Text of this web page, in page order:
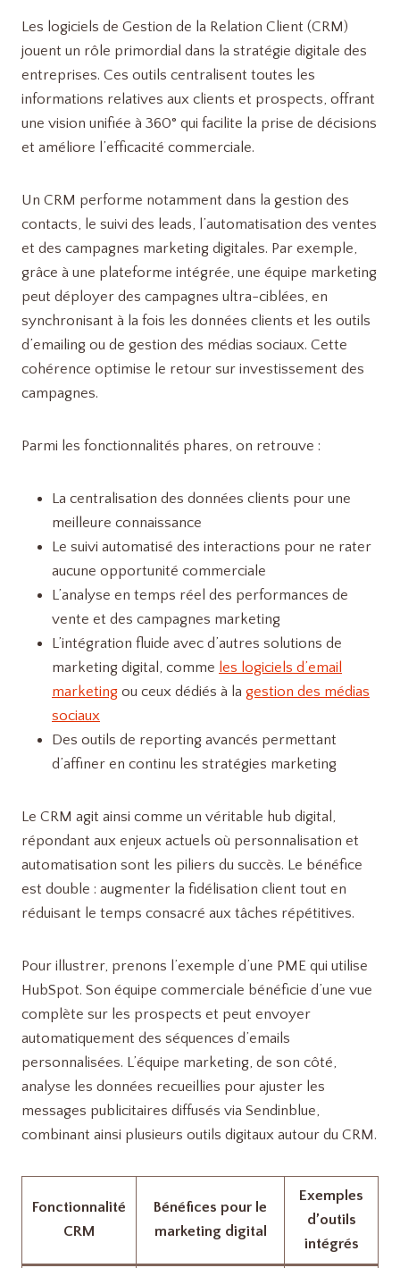
Les logiciels de Gestion de la Relation Client (CRM)
jouent un rôle primordial dans la stratégie digitale des
entreprises. Ces outils centralisent toutes les
informations relatives aux clients et prospects, offrant
une vision unifiée à 360° qui facilite la prise de décisions
et améliore l’efficacité commerciale.
Un CRM performe notamment dans la gestion des
contacts, le suivi des leads, l’automatisation des ventes
et des campagnes marketing digitales. Par exemple,
grâce à une plateforme intégrée, une équipe marketing
peut déployer des campagnes ultra-ciblées, en
synchronisant à la fois les données clients et les outils
d’emailing ou de gestion des médias sociaux. Cette
cohérence optimise le retour sur investissement des
campagnes.
Parmi les fonctionnalités phares, on retrouve :
La centralisation des données clients pour une
meilleure connaissance
Le suivi automatisé des interactions pour ne rater
aucune opportunité commerciale
L’analyse en temps réel des performances de
vente et des campagnes marketing
L’intégration fluide avec d’autres solutions de
marketing digital, comme les logiciels d’email
marketing ou ceux dédiés à la gestion des médias
sociaux
Des outils de reporting avancés permettant
d’affiner en continu les stratégies marketing
Le CRM agit ainsi comme un véritable hub digital,
répondant aux enjeux actuels où personnalisation et
automatisation sont les piliers du succès. Le bénéfice
est double : augmenter la fidélisation client tout en
réduisant le temps consacré aux tâches répétitives.
Pour illustrer, prenons l’exemple d’une PME qui utilise
HubSpot. Son équipe commerciale bénéficie d’une vue
complète sur les prospects et peut envoyer
automatiquement des séquences d’emails
personnalisées. L’équipe marketing, de son côté,
analyse les données recueillies pour ajuster les
messages publicitaires diffusés via Sendinblue,
combinant ainsi plusieurs outils digitaux autour du CRM.
Fonctionnalité
CRM
Bénéfices pour le
marketing digital
Exemples
d’outils
intégrés